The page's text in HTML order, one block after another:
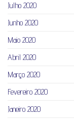
Julho 2020
Junho 2020
Maio 2020
Abril 2020
Março 2020
Fevereiro 2020
Janeiro 2020